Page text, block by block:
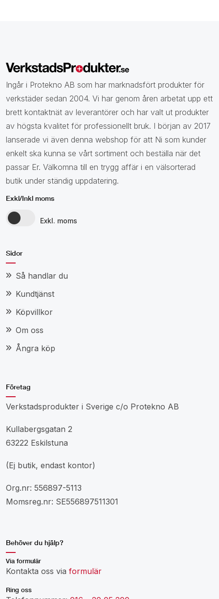
Ingår i Protekno AB som har marknadsfört produkter för
verkstäder sedan 2004. Vi har genom åren arbetat upp ett
brett kontaktnät av leverantörer och har valt ut produkter
av högsta kvalitet för professionellt bruk. I början av 2017
lanserade vi även denna webshop för att Ni som kunder
enkelt ska kunna se vårt sortiment och beställa när det
passar Er. Välkomna till en trygg affär i en välsorterad
butik under ständig uppdatering.
Exkl/Inkl moms
Exkl. moms
Sidor
Så handlar du
Kundtjänst
Köpvillkor
Om oss
Ångra köp
Företag
Verkstadsprodukter i Sverige c/o Protekno AB
Kullabergsgatan 2
63222 Eskilstuna
(Ej butik, endast kontor)
Org.nr: 556897-5113
Momsreg.nr: SE556897511301
Behöver du hjälp?
Via formulär
Kontakta oss via formulär
Ring oss